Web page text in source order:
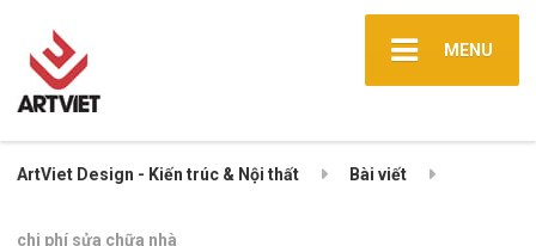
MENU
ArtViet Design - Kiến trúc & Nội thất Bài viết
chi phí sửa chữa nhà